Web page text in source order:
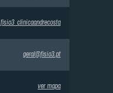
fisio3_clinicaandrecosta
geral@fisio3.pt
ver mapa